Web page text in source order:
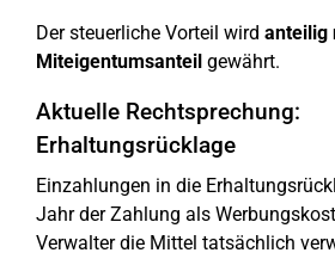
Der steuerliche Vorteil wird anteilig
Miteigentumsanteil gewährt.
Aktuelle Rechtsprechung:
Erhaltungsrücklage
Einzahlungen in die
Jahr der Zahlung als
Verwalter die Mittel tatsächlich